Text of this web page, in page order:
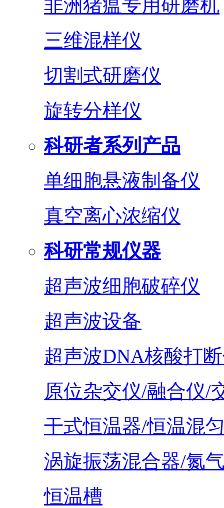
非洲猪瘟专用研磨机
三维混样仪
切割式研磨仪
旋转分样仪
科研者系列产品
单细胞悬液制备仪
真空离心浓缩仪
科研常规仪器
超声波细胞破碎仪
超声波设备
超声波DNA核酸打
原位杂交仪/融合仪/
干式恒温器/恒温混
涡旋振荡混合器/氮
恒温槽